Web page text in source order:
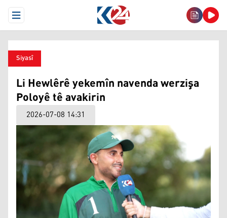
Open Menu
Siyasî
Li Hewlêrê yekemîn navenda werzişa
Poloyê tê avakirin
2026-07-08 14:31